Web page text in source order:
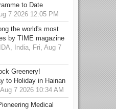
to Date
7 2026 12:05 PM
the world's most
by TIME magazine
India, Fri, Aug 7
Greenery!
to Holiday in Hainan
7 2026 10:34 AM
Medical